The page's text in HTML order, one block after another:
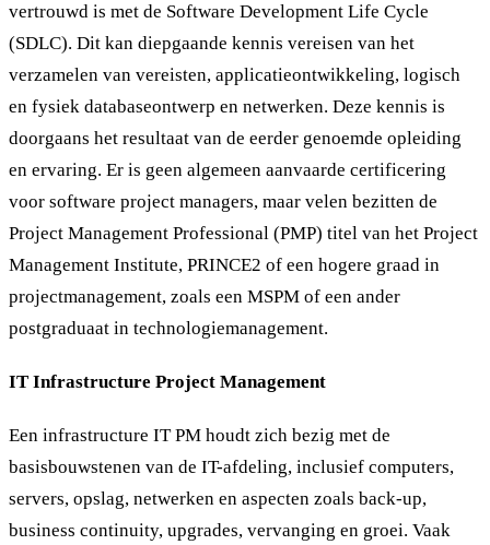
vertrouwd is met de Software Development Life Cycle
(SDLC). Dit kan diepgaande kennis vereisen van het
verzamelen van vereisten, applicatieontwikkeling, logisch
en fysiek databaseontwerp en netwerken. Deze kennis is
doorgaans het resultaat van de eerder genoemde opleiding
en ervaring. Er is geen algemeen aanvaarde certificering
voor software project managers, maar velen bezitten de
Project Management Professional (PMP) titel van het Project
Management Institute, PRINCE2 of een hogere graad in
projectmanagement, zoals een MSPM of een ander
postgraduaat in technologiemanagement.
IT Infrastructure Project Management
Een infrastructure IT PM houdt zich bezig met de
basisbouwstenen van de IT-afdeling, inclusief computers,
servers, opslag, netwerken en aspecten zoals back-up,
business continuity, upgrades, vervanging en groei. Vaak